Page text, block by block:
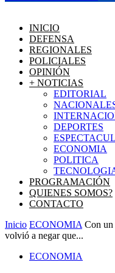
INICIO
DEFENSA
REGIONALES
POLICIALES
OPINIÓN
+ NOTICIAS
EDITORIAL
DEPORTES
ECONOMIA
POLITICA
PROGRAMACIÓN
QUIENES SOMOS?
CONTACTO
Inicio ECONOMIA Con un
volvió a negar que...
ECONOMIA